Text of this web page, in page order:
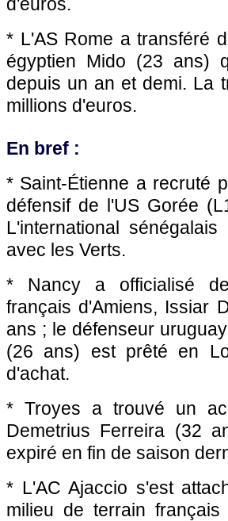
* L'AS Rome a transféré
égyptien Mido (23 ans)
depuis un an et demi. La
millions d'euros.
En bref :
* Saint-Étienne a recruté
défensif de l'US Gorée
L'international
avec les Verts.
* Nancy a officialisé
français d'Amiens, Issiar
ans ; le défenseur
(26 ans) est prêté en
d'achat.
* Troyes a trouvé un
Demetrius Ferreira (32
expiré en fin de saison
* L'AC Ajaccio s'est
milieu de terrain